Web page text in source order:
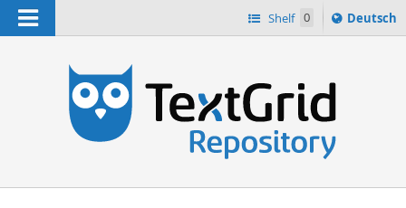
Navigation Shelf 0
Sprache
ï¿½ndern
Deutsch